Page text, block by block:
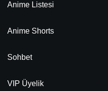
Anime Listesi
Anime Shorts
Sohbet
VIP Üyelik